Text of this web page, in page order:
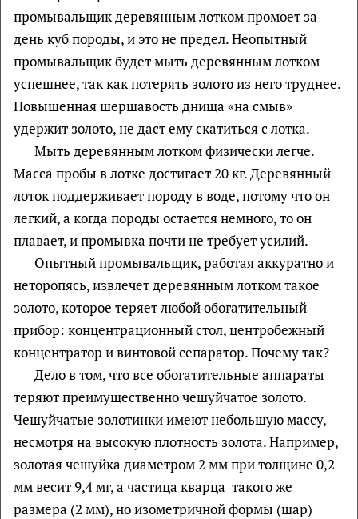
промывальщик деревянным лотком промоет за
день куб породы, и это не предел. Неопытный
промывальщик будет мыть деревянным лотком
успешнее, так как потерять золото из него труднее.
Повышенная шершавость днища «на смыв»
удержит золото, не даст ему скатиться с лотка.
Мыть деревянным лотком физически легче.
Масса пробы в лотке достигает 20 кг. Деревянный
лоток поддерживает породу в воде, потому что он
легкий, а когда породы остается немного, то он
плавает, и промывка почти не требует усилий.
Опытный промывальщик, работая аккуратно и
неторопясь, извлечет деревянным лотком такое
золото, которое теряет любой обогатительный
прибор: концентрационный стол, центробежный
концентратор и винтовой сепаратор. Почему так?
Дело в том, что все обогатительные аппараты
теряют преимущественно чешуйчатое золото.
Чешуйчатые золотинки имеют небольшую массу,
несмотря на высокую плотность золота. Например,
золотая чешуйка диаметром 2 мм при толщине 0,2
мм весит 9,4 мг, а частица кварца такого же
размера (2 мм), но изометричной формы (шар)